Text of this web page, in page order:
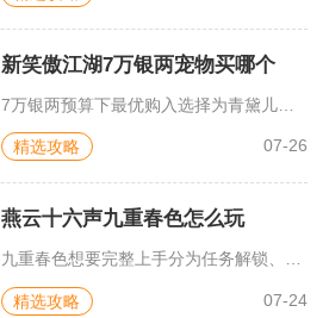
新笑傲江湖7万银两宠物买哪个
7万银两预算下最优购入选择为青黛儿，这款治疗辅助型紫宠精准卡...
精选攻略 07-26
燕云十六声九重春色怎么玩
九重春色想要完整上手分为任务解锁、基础技能操作、实战连招搭配...
精选攻略 07-24